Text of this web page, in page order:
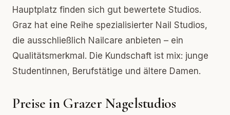
Hauptplatz finden sich gut bewertete Studios.
Graz hat eine Reihe spezialisierter Nail Studios,
die ausschließlich Nailcare anbieten – ein
Qualitätsmerkmal. Die Kundschaft ist mix: junge
Studentinnen, Berufstätige und ältere Damen.
Preise in Grazer Nagelstudios